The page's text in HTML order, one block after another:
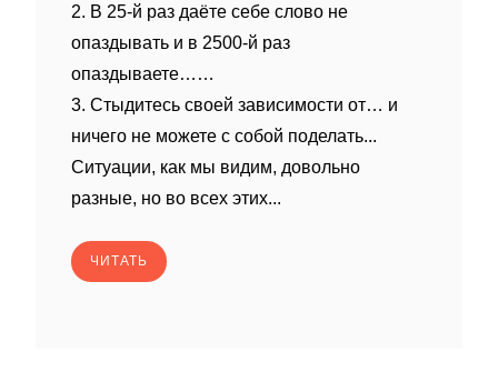
2. В 25-й раз даёте себе слово не
опаздывать и в 2500-й раз
опаздываете……
3. Стыдитесь своей зависимости от… и
ничего не можете с собой поделать...
Ситуации, как мы видим, довольно
разные, но во всех этих...
ЧИТАТЬ